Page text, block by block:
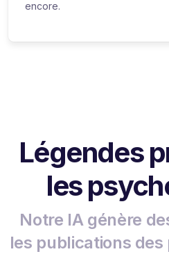
encore.
Légendes
les
Notre IA génère
les publications